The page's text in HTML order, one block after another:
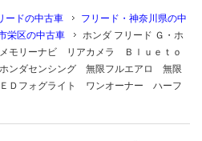
ードの中古車
フリード・神奈川県の中
栄区の中古車
ホンダ フリード Ｇ・ホ
リーナビ リアカメラ Ｂｌｕｅｔｏ
ンダセンシング 無限フルエアロ 無限
Ｄフォグライト ワンオーナー ハーフ